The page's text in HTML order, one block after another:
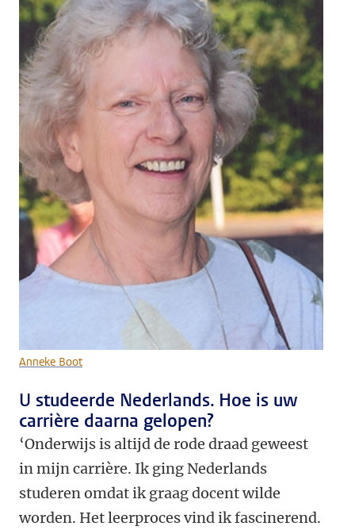
Anneke Boot
U studeerde Nederlands. Hoe is uw
carrière daarna gelopen?
‘Onderwijs is altijd de rode draad geweest
in mijn carrière. Ik ging Nederlands
studeren omdat ik graag docent wilde
worden. Het leerproces vind ik fascinerend.